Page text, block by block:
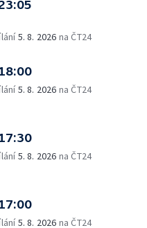
5. 8. 2026 na ČT24
5. 8. 2026 na ČT24
5. 8. 2026 na ČT24
5. 8. 2026 na ČT24